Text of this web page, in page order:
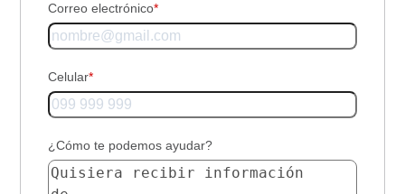
Correo electrónico*
Celular*
¿Cómo te podemos ayudar?